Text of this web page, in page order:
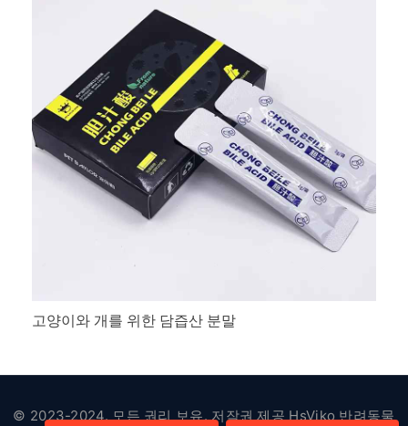
고양이와 개를 위한 담즙산 분말
© 2023-2024. 모든 권리 보유. 저작권 제공HsViko 반려동물